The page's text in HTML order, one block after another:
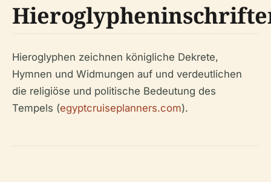
Hieroglyphen zeichnen königliche Dekrete,
Hymnen und Widmungen auf und verdeutlichen
die religiöse und politische Bedeutung des
Tempels (egyptcruiseplanners.com).